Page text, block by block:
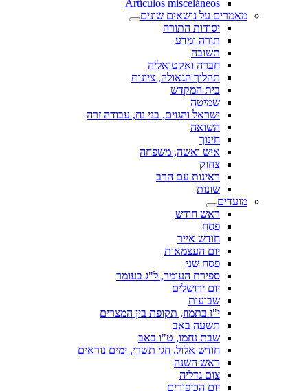
Artículos misceláneos
מאמרים על נושאים שונים
יסודות התורה
תורה ומדע
תשובה
חברה ואקטואליה
תהליך הגאולה, ציונות
בית המקדש
שמיטה
ישראל והגוים, בני נח, עבודה זרה
השואה
חינוך
איש ואשה, משפחה
צחוק
ראינות עם הרב
שונות
מועדים
ראש חודש
פסח
חודש אייר
יום העצמאות
פסח שני
ספירת העומר, ל"ג בעומר
יום ירושלים
שבועות
י"ז בתמוז, תקופת בין המצרים
תשעה באב
שבת נחמו, ט"ו באב
חודש אלול, חגי תשרי, ימים נוראים
ראש השנה
צום גדליה
יום הכיפורים